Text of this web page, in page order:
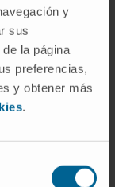
y
sus
la página
preferencias,
y obtener más
.
a
y